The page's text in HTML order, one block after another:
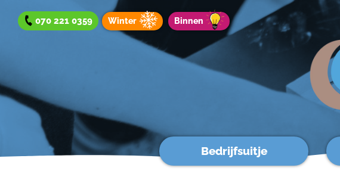
070 221 0359 Winter Binnen
Bedrijfsuitje